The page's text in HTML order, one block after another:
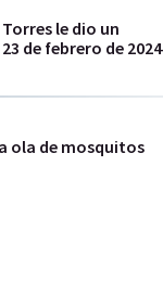
le dio un
de febrero de 2024
ola de mosquitos